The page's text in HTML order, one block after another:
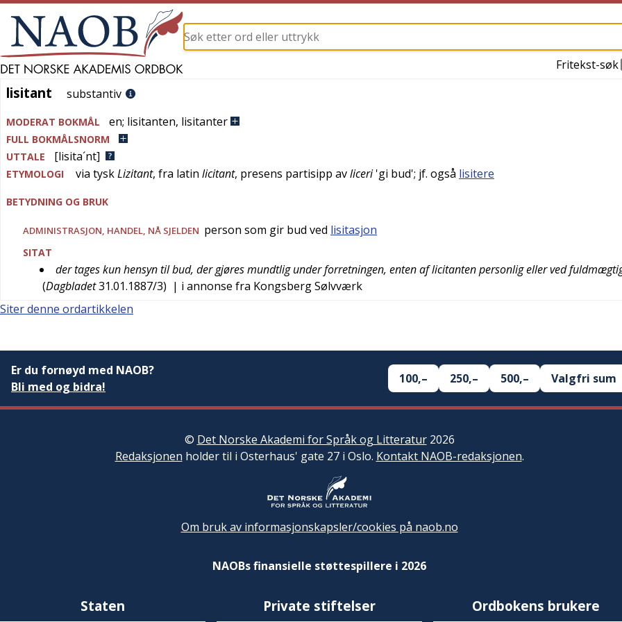
Fritekst-søk
lisitant
lisitant substantiv
MODERAT BOKMÅL en; lisitanten, lisitanter
FULL BOKMÅLSNORM
UTTALE
[lisita´nt]
ETYMOLOGI via tyskLizitant, fra latin licitant, presens partisipp avliceri'gi bud'; jf. også lisitere
BETYDNING OG BRUK
ADMINISTRASJON HANDEL NÅ SJELDEN person som gir bud ved lisitasjon
SITAT
der tages kun hensyn til bud, der gjøres mundtlig under forretningen, enten af licitanten personlig eller ved
(Dagbladet31.01.1887/3) | i annonse fra Kongsberg Sølvværk
Siter denne ordartikkelen
Er du fornøyd med NAOB?
Bli med og bidra!
100,– 250,– 500,– Valgfri sum
© Det Norske Akademi for Språk og Litteratur2026
Redaksjonen holder til i Osterhaus' gate 27 i Oslo. Kontakt NAOB-redaksjonen.
Om bruk av informasjonskapsler/cookies på naob.no
NAOBs finansielle støttespillere i 2026
Staten Private stiftelser Ordbokens brukere